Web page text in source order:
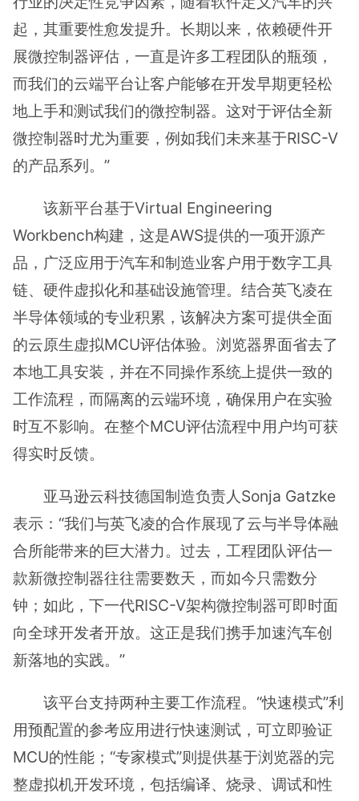
起，其重要性愈发提升。长期以来，依赖硬件开
展微控制器评估，一直是许多工程团队的瓶颈，
而我们的云端平台让客户能够在开发早期更轻松
地上手和测试我们的微控制器。这对于评估全新
微控制器时尤为重要，例如我们未来基于RISC-V
的产品系列。”
该新平台基于Virtual Engineering
Workbench构建，这是AWS提供的一项开源产
品，广泛应用于汽车和制造业客户用于数字工具
链、硬件虚拟化和基础设施管理。结合英飞凌在
半导体领域的专业积累，该解决方案可提供全面
的云原生虚拟MCU评估体验。浏览器界面省去了
本地工具安装，并在不同操作系统上提供一致的
工作流程，而隔离的云端环境，确保用户在实验
时互不影响。在整个MCU评估流程中用户均可获
得实时反馈。
亚马逊云科技德国制造负责人Sonja Gatzke
表示：“我们与英飞凌的合作展现了云与半导体融
合所能带来的巨大潜力。过去，工程团队评估一
款新微控制器往往需要数天，而如今只需数分
钟；如此，下一代RISC-V架构微控制器可即时面
向全球开发者开放。这正是我们携手加速汽车创
新落地的实践。”
该平台支持两种主要工作流程。“快速模式”利
用预配置的参考应用进行快速测试，可立即验证
MCU的性能；“专家模式”则提供基于浏览器的完
整虚拟机开发环境，包括编译、烧录、调试和性